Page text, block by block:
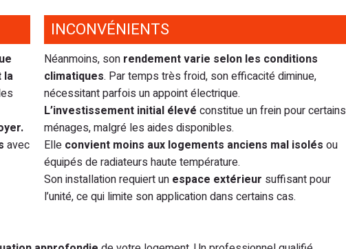
la
avec
INCONVÉNIENTS
Néanmoins, son rendement varie selon les conditions
climatiques. Par temps très froid, son efficacité diminue,
nécessitant parfois un appoint électrique.
L’investissement initial élevé constitue un frein pour certains
ménages, malgré les aides disponibles.
Elle convient moins aux logements anciens mal isolés ou
équipés de radiateurs haute température.
Son installation requiert un espace extérieur suffisant pour
l’unité, ce qui limite son application dans certains cas.